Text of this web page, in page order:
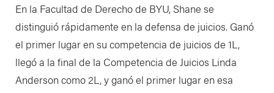
En la Facultad de Derecho de BYU, Shane se
distinguió rápidamente en la defensa de juicios. Ganó
el primer lugar en su competencia de juicios de 1L,
llegó a la final de la Competencia de Juicios Linda
Anderson como 2L, y ganó el primer lugar en esa